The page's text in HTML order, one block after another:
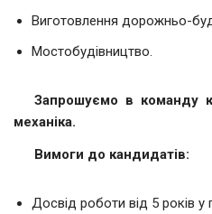
Виготовлення дорожньо-
Мостобудівництво.
Запрошуємо в команду
механіка.
Вимоги до кандидатів:
Досвід роботи від 5 років